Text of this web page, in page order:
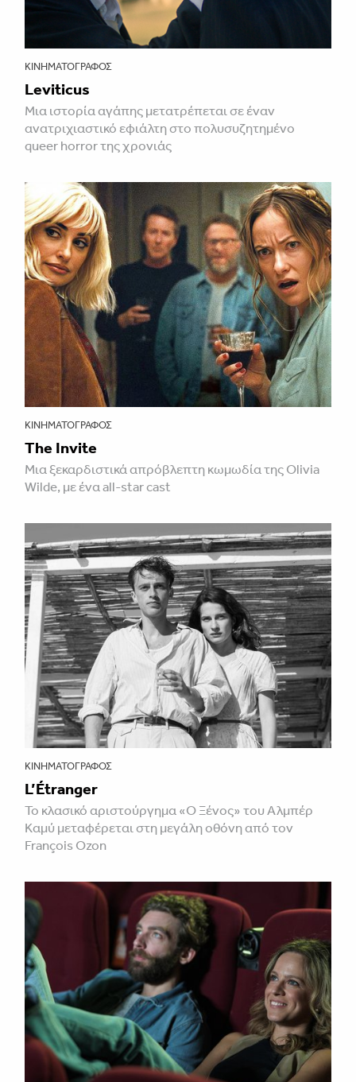
ΚΙΝΗΜΑΤΟΓΡΆΦΟΣ
Leviticus
Μια ιστορία αγάπης μετατρέπεται σε έναν
ανατριχιαστικό εφιάλτη στο πολυσυζητημένο
queer horror της χρονιάς
ΚΙΝΗΜΑΤΟΓΡΆΦΟΣ
The Invite
Μια ξεκαρδιστικά απρόβλεπτη κωμωδία της Olivia
Wilde, με ένα all-star cast
ΚΙΝΗΜΑΤΟΓΡΆΦΟΣ
L’Étranger
Το κλασικό αριστούργημα «Ο Ξένος» του Αλμπέρ
Καμύ μεταφέρεται στη μεγάλη οθόνη από τον
François Ozon